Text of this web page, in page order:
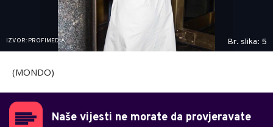
IZVOR: PROFIMEDIA Br. slika: 5
(MONDO)
Naše vijesti ne morate da provjeravate